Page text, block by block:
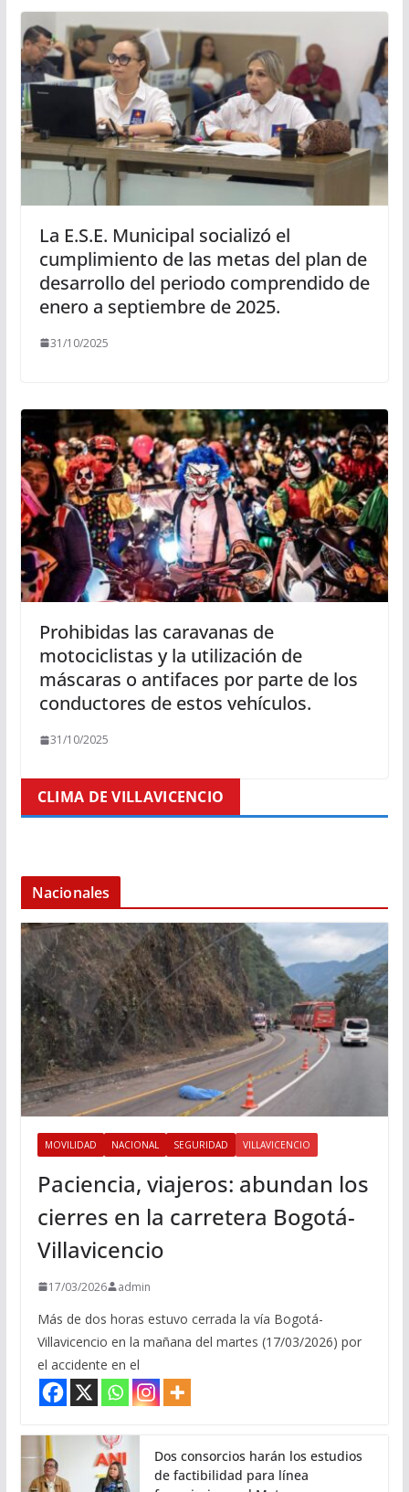
La E.S.E. Municipal socializó el
cumplimiento de las metas del plan de
desarrollo del periodo comprendido de
enero a septiembre de 2025.
31/10/2025
Prohibidas las caravanas de
motociclistas y la utilización de
máscaras o antifaces por parte de los
conductores de estos vehículos.
31/10/2025
CLIMA DE VILLAVICENCIO
Nacionales
MOVILIDAD NACIONAL SEGURIDAD VILLAVICENCIO
Paciencia, viajeros: abundan los
cierres en la carretera Bogotá-
Villavicencio
17/03/2026 admin
Más de dos horas estuvo cerrada la vía Bogotá-
Villavicencio en la mañana del martes (17/03/2026) por
el accidente en el
Dos consorcios harán los estudios
de factibilidad para línea